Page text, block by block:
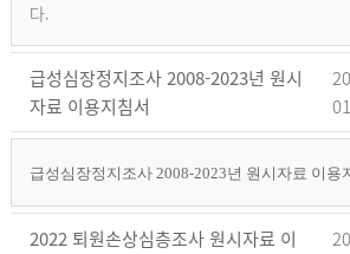
다.
급성심장정지조사 2008-2023년 원시
자료 이용지침서
급성심장정지조사 2008-2023년 원시자료 이용
2022 퇴원손상심층조사 원시자료 이